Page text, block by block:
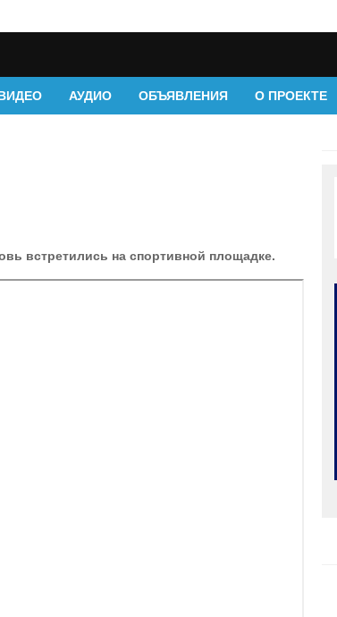
АУДИО ОБЪЯВЛЕНИЯ О ПРОЕКТЕ
встретились на спортивной площадке.